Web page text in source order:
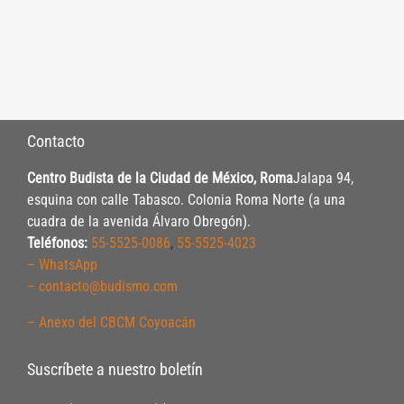
Contacto
Centro Budista de la Ciudad de México, RomaJalapa 94,
esquina con calle Tabasco. Colonia Roma Norte (a una
cuadra de la avenida Álvaro Obregón).
Teléfonos: 55-5525-0086, 55-5525-4023
– WhatsApp
– contacto@budismo.com
– Anexo del CBCM Coyoacán
Suscríbete a nuestro boletín